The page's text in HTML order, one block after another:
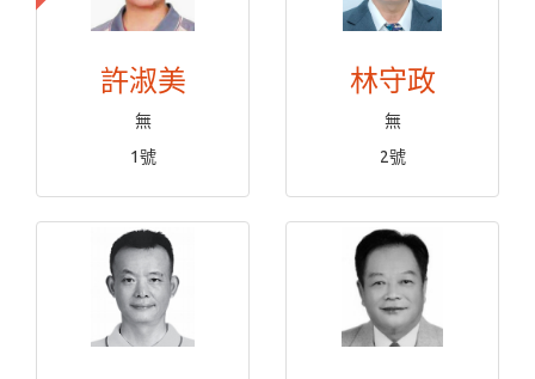
許淑美
無
1號
林守政
無
2號